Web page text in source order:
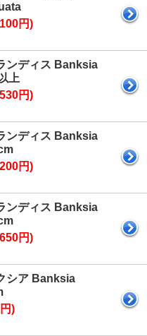
円)
ンディス Banksia
上
円)
ンディス Banksia
円)
ンディス Banksia
円)
シア Banksia
)